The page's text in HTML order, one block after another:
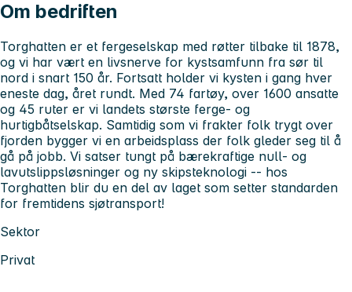
Om bedriften
Torghatten er et fergeselskap med røtter tilbake til 1878,
og vi har vært en livsnerve for kystsamfunn fra sør til
nord i snart 150 år. Fortsatt holder vi kysten i gang hver
eneste dag, året rundt. Med 74 fartøy, over 1600 ansatte
og 45 ruter er vi landets største ferge- og
hurtigbåtselskap. Samtidig som vi frakter folk trygt over
fjorden bygger vi en arbeidsplass der folk gleder seg til å
gå på jobb. Vi satser tungt på bærekraftige null- og
lavutslippsløsninger og ny skipsteknologi -- hos
Torghatten blir du en del av laget som setter standarden
for fremtidens sjøtransport!
Sektor
Privat